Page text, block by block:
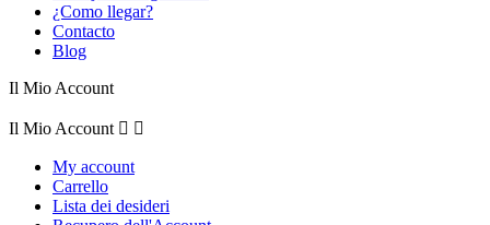
¿Como llegar?
Contacto
Blog
Il Mio Account
Il Mio Account  
My account
Carrello
Lista dei desideri